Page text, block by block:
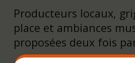
Producteurs locaux,
place et ambiances
proposées deux fois